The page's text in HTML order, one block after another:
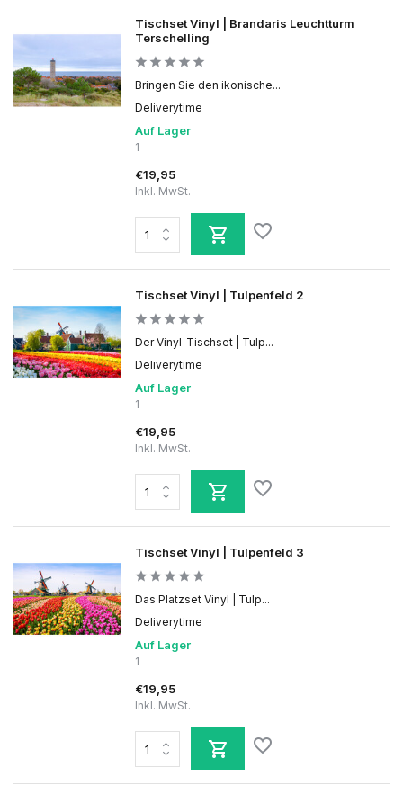
Tischset Vinyl | Brandaris Leuchtturm
Terschelling
Bringen Sie den ikonische...
Deliverytime
Auf Lager
1
€19,95
Inkl. MwSt.
Tischset Vinyl | Tulpenfeld 2
Der Vinyl-Tischset | Tulp...
Deliverytime
Auf Lager
1
€19,95
Inkl. MwSt.
Tischset Vinyl | Tulpenfeld 3
Das Platzset Vinyl | Tulp...
Deliverytime
Auf Lager
1
€19,95
Inkl. MwSt.